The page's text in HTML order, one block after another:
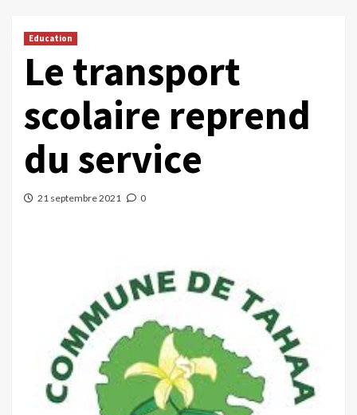
Education
Le transport
scolaire reprend
du service
21 septembre 2021 0